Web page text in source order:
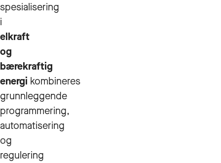
spesialisering
i
elkraft
og
bærekraftig
energi kombineres
grunnleggende
programmering,
automatisering
og
regulering